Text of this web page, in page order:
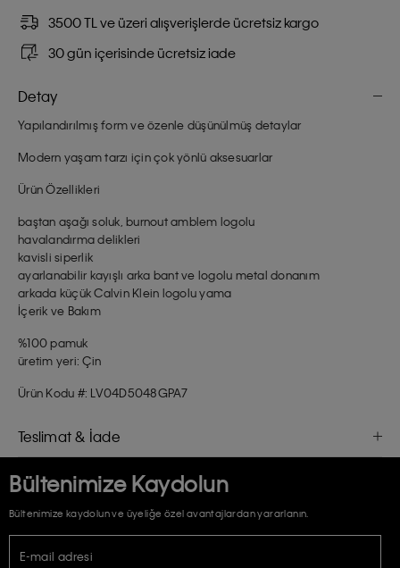
3500 TL ve üzeri alışverişlerde ücretsiz kargo
30 gün içerisinde ücretsiz iade
Detay
Yapılandırılmış form ve özenle düşünülmüş detaylar
Modern yaşam tarzı için çok yönlü aksesuarlar
Ürün Özellikleri
baştan aşağı soluk, burnout amblem logolu
havalandırma delikleri
kavisli siperlik
ayarlanabilir kayışlı arka bant ve logolu metal donanım
arkada küçük Calvin Klein logolu yama
İçerik ve Bakım
%100 pamuk
üretim yeri: Çin
Ürün Kodu #: LV04D5048GPA7
Teslimat & İade
Bültenimize Kaydolun
Bültenimize kaydolun ve üyeliğe özel avantajlardan yararlanın.
E-mail adresi